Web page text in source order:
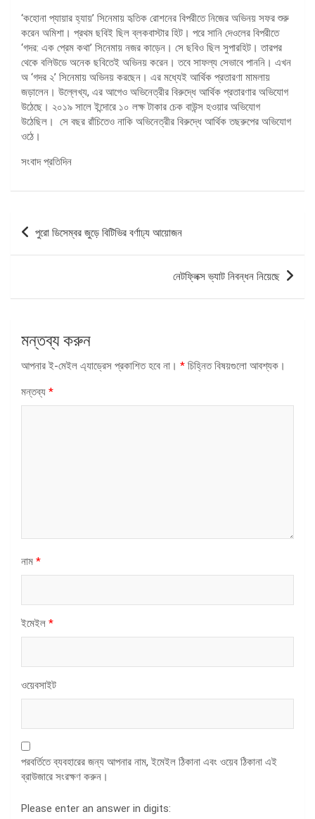
‘কহোনা প্যায়ার হ্যায়’ সিনেমায় হৃতিক রোশনের বিপরীতে নিজের অভিনয় সফর শুরু
করেন অমিশা। প্রথম ছবিই ছিল ব্লকবাস্টার হিট। পরে সানি দেওলের বিপরীতে
‘গদর: এক প্রেম কথা’ সিনেমায় নজর কাড়েন। সে ছবিও ছিল সুপারহিট। তারপর
থেকে বলিউডে অনেক ছবিতেই অভিনয় করেন। তবে সাফল্য সেভাবে পাননি। এখন
অ ‘গদর ২’ সিনেমায় অভিনয় করছেন। এর মধ্যেই আর্থিক প্রতারণা মামলায়
জড়ালেন। উল্লেখ্য, এর আগেও অভিনেত্রীর বিরুদ্ধে আর্থিক প্রতারণার অভিযোগ
উঠেছে। ২০১৯ সালে ইন্দোরে ১০ লক্ষ টাকার চেক বাউন্স হওয়ার অভিযোগ
উঠেছিল। সে বছর রাঁচিতেও নাকি অভিনেত্রীর বিরুদ্ধে আর্থিক তছরুপের অভিযোগ
ওঠে।
সংবাদ প্রতিদিন
পোস্ট
ন্যাভিগেশন
পুরো ডিসেম্বর জুড়ে বিটিভির বর্ণাঢ্য আয়োজন
নেটফ্লিক্স ভ্যাট নিবন্ধন নিয়েছে
মন্তব্য করুন
আপনার ই-মেইল এ্যাড্রেস প্রকাশিত হবে না। * চিহ্নিত বিষয়গুলো আবশ্যক।
মন্তব্য *
নাম *
ইমেইল *
ওয়েবসাইট
পরবর্তিতে ব্যবহারের জন্য আপনার নাম, ইমেইল ঠিকানা এবং ওয়েব ঠিকানা এই
ব্রাউজারে সংরক্ষণ করুন।
Please enter an answer in digits: